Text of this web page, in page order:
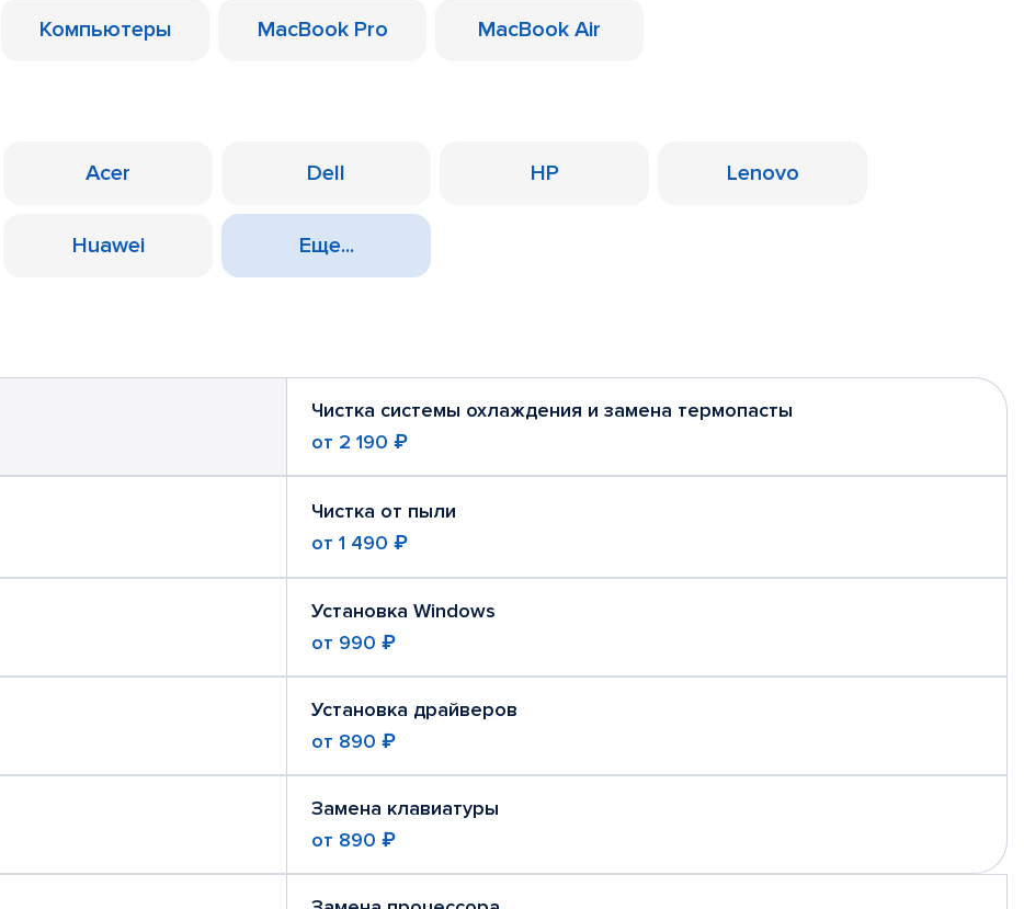
Компьютеры MacBook Pro MacBook Air
Acer Dell HP Lenovo
Huawei Еще...
Чистка системы охлаждения и замена термопасты
от 2 190 ₽
Чистка от пыли
от 1 490 ₽
Установка Windows
от 990 ₽
Установка драйверов
от 890 ₽
Замена клавиатуры
от 890 ₽